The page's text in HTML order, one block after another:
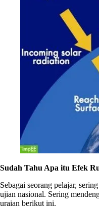
Sudah Tahu Apa itu Efek
Sebagai seorang pelajar,
ujian nasional. Sering
uraian berikut ini.